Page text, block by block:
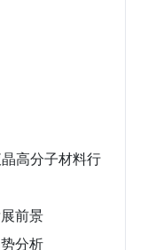
高分子材料行
前景
分析